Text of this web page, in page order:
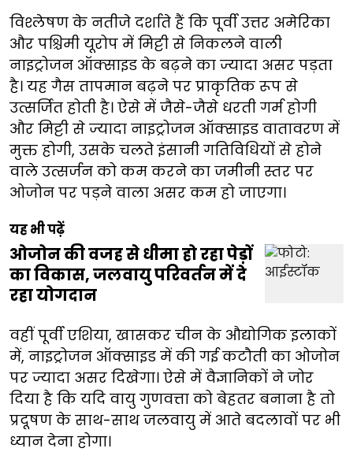
विश्लेषण के नतीजे दर्शाते हैं कि पूर्वी उत्तर अमेरिका
और पश्चिमी यूरोप में मिट्टी से निकलने वाली
नाइट्रोजन ऑक्साइड के बढ़ने का ज्यादा असर पड़ता
है। यह गैस तापमान बढ़ने पर प्राकृतिक रूप से
उत्सर्जित होती है। ऐसे में जैसे-जैसे धरती गर्म होगी
और मिट्टी से ज्यादा नाइट्रोजन ऑक्साइड वातावरण में
मुक्त होगी, उसके चलते इंसानी गतिविधियों से होने
वाले उत्सर्जन को कम करने का जमीनी स्तर पर
ओजोन पर पड़ने वाला असर कम हो जाएगा।
यह भी पढ़ें
ओजोन की वजह से धीमा हो रहा पेड़ों
का विकास, जलवायु परिवर्तन में दे
रहा योगदान
वहीं पूर्वी एशिया, खासकर चीन के औद्योगिक इलाकों
में, नाइट्रोजन ऑक्साइड में की गई कटौती का ओजोन
पर ज्यादा असर दिखेगा। ऐसे में वैज्ञानिकों ने जोर
दिया है कि यदि वायु गुणवत्ता को बेहतर बनाना है तो
प्रदूषण के साथ-साथ जलवायु में आते बदलावों पर भी
ध्यान देना होगा।